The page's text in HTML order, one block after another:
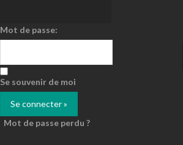
Mot de passe:
Se souvenir de moi
Mot de passe perdu ?